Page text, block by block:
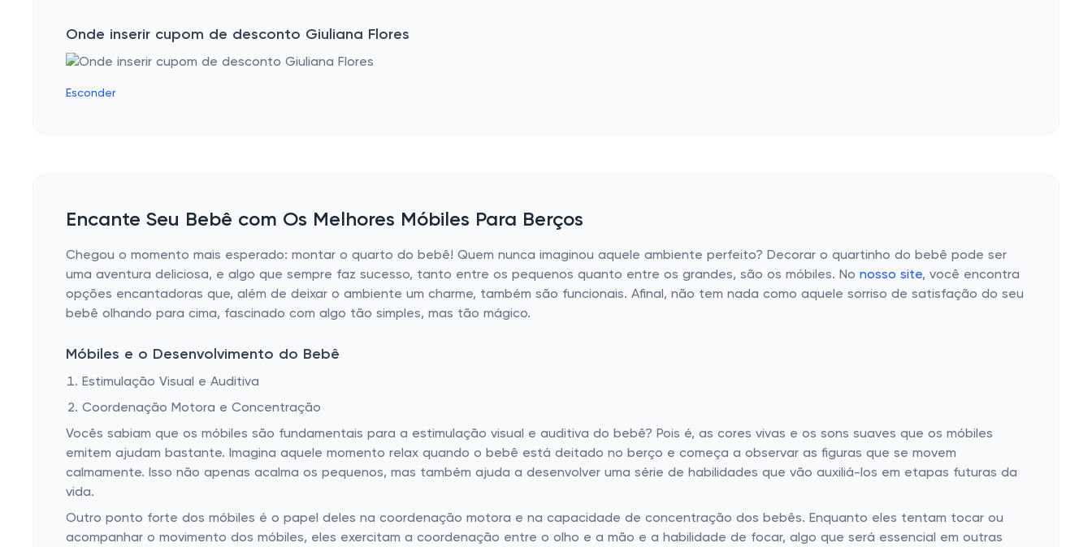
MARKETPLACE - LOMAR PERFUMARIA
Onde inserir cupom de desconto Giuliana Flores
Esconder
Encante Seu Bebê com Os Melhores Móbiles Para Berços
Chegou o momento mais esperado: montar o quarto do bebê! Quem nunca imaginou aquele ambiente perfeito? Decorar o quartinho do bebê pode ser
uma aventura deliciosa, e algo que sempre faz sucesso, tanto entre os pequenos quanto entre os grandes, são os móbiles. No nosso site, você encontra
opções encantadoras que, além de deixar o ambiente um charme, também são funcionais. Afinal, não tem nada como aquele sorriso de satisfação do seu
bebê olhando para cima, fascinado com algo tão simples, mas tão mágico.
Móbiles e o Desenvolvimento do Bebê
Estimulação Visual e Auditiva
Coordenação Motora e Concentração
Vocês sabiam que os móbiles são fundamentais para a estimulação visual e auditiva do bebê? Pois é, as cores vivas e os sons suaves que os móbiles
emitem ajudam bastante. Imagina aquele momento relax quando o bebê está deitado no berço e começa a observar as figuras que se movem
calmamente. Isso não apenas acalma os pequenos, mas também ajuda a desenvolver uma série de habilidades que vão auxiliá-los em etapas futuras da
vida.
Outro ponto forte dos móbiles é o papel deles na coordenação motora e na capacidade de concentração dos bebês. Enquanto eles tentam tocar ou
acompanhar o movimento dos móbiles, eles exercitam a coordenação entre o olho e a mão e a habilidade de focar, algo que será essencial em outras